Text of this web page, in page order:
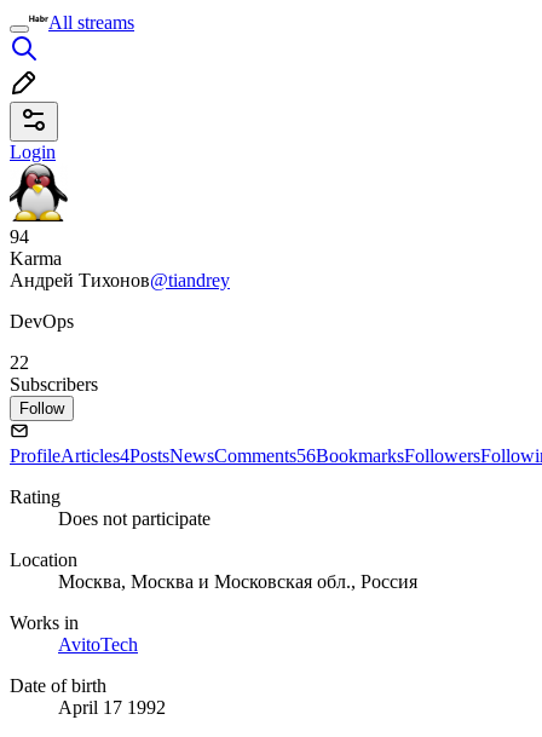
All streams
Login
94
Karma
Андрей Тихонов@tiandrey
DevOps
22
Subscribers
Follow
ProfileArticles4PostsNewsComments56BookmarksFollowers
Rating
Does not participate
Location
Москва, Москва и Московская обл., Россия
Works in
AvitoTech
Date of birth
April 17 1992